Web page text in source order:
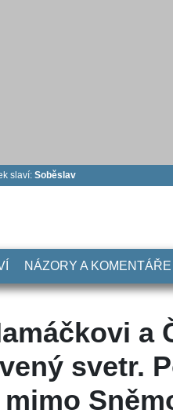
slaví: Soběslav
NÁZORY A KOMENTÁŘE
a
svetr.